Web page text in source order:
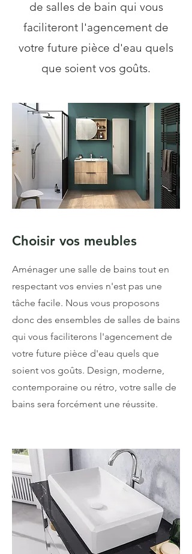
de salles de bain qui vous
faciliteront l'agencement de
votre future pièce d'eau quels
que soient vos goûts.
Choisir vos meubles
Aménager une salle de bains tout en
respectant vos envies n'est pas une
tâche facile. Nous vous proposons
donc des ensembles de salles de bains
qui vous faciliterons l'agencement de
votre future pièce d'eau quels que
soient vos goûts. Design, moderne,
contemporaine ou rétro, votre salle de
bains sera forcément une réussite.